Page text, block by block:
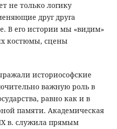
не только логику
друг друга
В его истории мы «видим»
костюмы, сцены
историософские
важную роль в
равно как и в
памяти. Академическая
в. служила прямым